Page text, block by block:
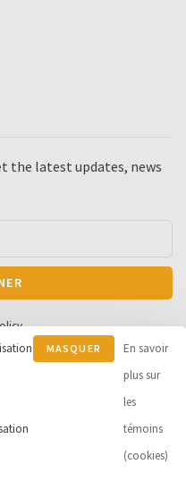
the latest updates, news
MASQUER
En savoir
plus sur
les
témoins
(cookies)